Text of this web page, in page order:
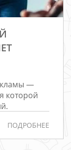
—
которой
ПОДРОБНЕЕ